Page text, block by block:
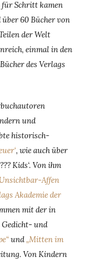
Schritt kamen
60 Bücher von
der Welt
einmal in den
des Verlags
und
historisch-
, wie auch über
Kids‘. Von ihm
Affen
Akademie der
mit der in
Gedicht- und
und„Mitten im
Von Kindern